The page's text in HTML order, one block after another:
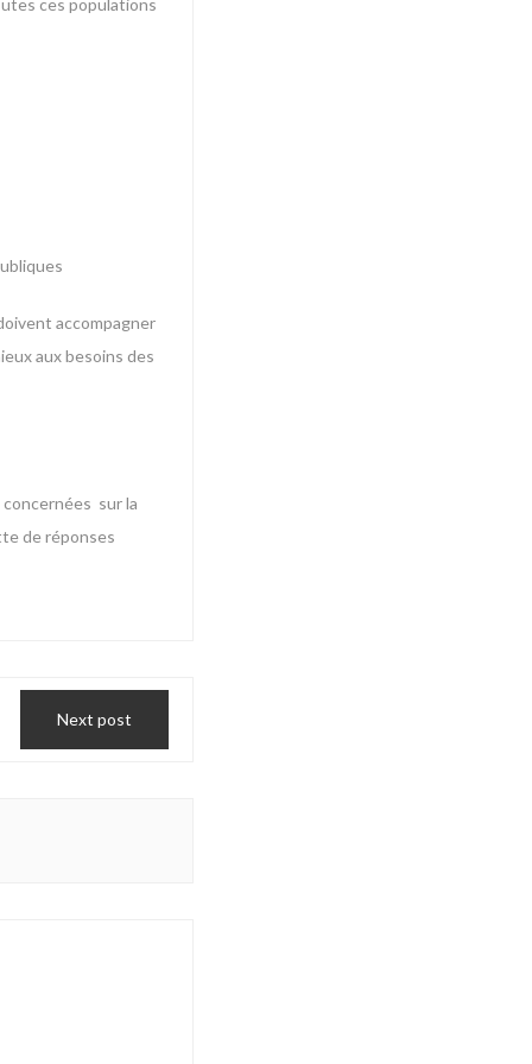
ces populations
accompagner
aux besoins des
concernées sur la
de réponses
Next post